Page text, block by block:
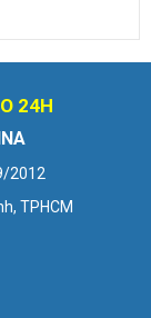
24H
2012
TPHCM